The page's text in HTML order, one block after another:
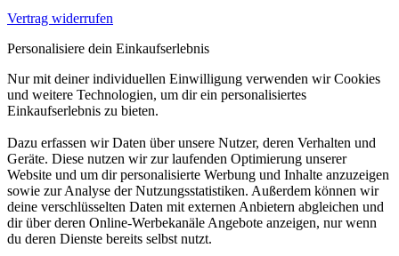
Vertrag widerrufen
Personalisiere dein Einkaufserlebnis
Nur mit deiner individuellen Einwilligung verwenden wir Cookies
und weitere Technologien, um dir ein personalisiertes
Einkaufserlebnis zu bieten.
Dazu erfassen wir Daten über unsere Nutzer, deren Verhalten und
Geräte. Diese nutzen wir zur laufenden Optimierung unserer
Website und um dir personalisierte Werbung und Inhalte anzuzeigen
sowie zur Analyse der Nutzungsstatistiken. Außerdem können wir
deine verschlüsselten Daten mit externen Anbietern abgleichen und
dir über deren Online-Werbekanäle Angebote anzeigen, nur wenn
du deren Dienste bereits selbst nutzt.